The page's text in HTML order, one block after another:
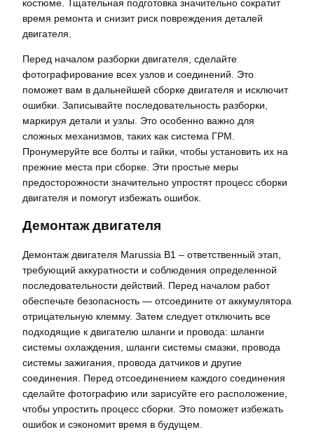
костюме. Тщательная подготовка значительно сократит
время ремонта и снизит риск повреждения деталей
двигателя.
Перед началом разборки двигателя, сделайте
фотографирование всех узлов и соединений. Это
поможет вам в дальнейшей сборке двигателя и исключит
ошибки. Записывайте последовательность разборки,
маркируя детали и узлы. Это особенно важно для
сложных механизмов, таких как система ГРМ.
Пронумеруйте все болты и гайки, чтобы установить их на
прежние места при сборке. Эти простые меры
предосторожности значительно упростят процесс сборки
двигателя и помогут избежать ошибок.
Демонтаж двигателя
Демонтаж двигателя Marussia B1 – ответственный этап,
требующий аккуратности и соблюдения определенной
последовательности действий. Перед началом работ
обеспечьте безопасность — отсоедините от аккумулятора
отрицательную клемму. Затем следует отключить все
подходящие к двигателю шланги и провода: шланги
системы охлаждения, шланги системы смазки, провода
системы зажигания, провода датчиков и другие
соединения. Перед отсоединением каждого соединения
сделайте фотографию или зарисуйте его расположение,
чтобы упростить процесс сборки. Это поможет избежать
ошибок и сэкономит время в будущем.